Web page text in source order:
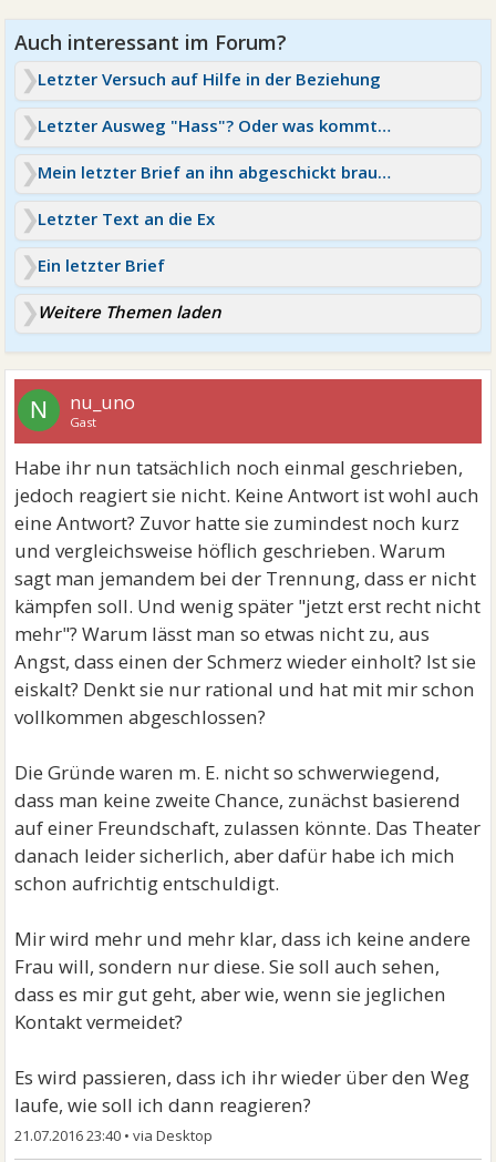
Letzter Versuch auf Hilfe in der Beziehung
Letzter Ausweg "Hass"? Oder was kommt danach?
Mein letzter Brief an ihn abgeschickt brauche dringend
Letzter Text an die Ex
Ein letzter Brief
Weitere Themen laden
N nu_uno
Gast
Habe ihr nun tatsächlich noch einmal geschrieben,
jedoch reagiert sie nicht. Keine Antwort ist wohl auch
eine Antwort? Zuvor hatte sie zumindest noch kurz
und vergleichsweise höflich geschrieben. Warum
sagt man jemandem bei der Trennung, dass er nicht
kämpfen soll. Und wenig später "jetzt erst recht nicht
mehr"? Warum lässt man so etwas nicht zu, aus
Angst, dass einen der Schmerz wieder einholt? Ist sie
eiskalt? Denkt sie nur rational und hat mit mir schon
vollkommen abgeschlossen?
Die Gründe waren m. E. nicht so schwerwiegend,
dass man keine zweite Chance, zunächst basierend
auf einer Freundschaft, zulassen könnte. Das Theater
danach leider sicherlich, aber dafür habe ich mich
schon aufrichtig entschuldigt.
Mir wird mehr und mehr klar, dass ich keine andere
Frau will, sondern nur diese. Sie soll auch sehen,
dass es mir gut geht, aber wie, wenn sie jeglichen
Kontakt vermeidet?
Es wird passieren, dass ich ihr wieder über den Weg
laufe, wie soll ich dann reagieren?
21.07.2016 23:40 •